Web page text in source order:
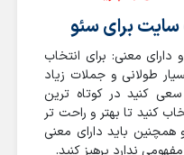
سایت برای سئو
دارای معنی: برای انتخاب
طولانی و جملات زیاد
سعی کنید در کوتاه ترین
کنید تا بهتر و راحت تر
همچنین باید دارای معنی
ندارد پرهیز کنید.